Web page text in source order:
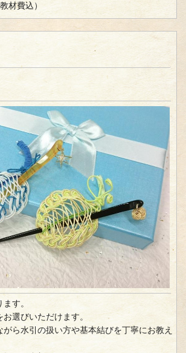
材費込）
す。
選びいただけます。
ら水引の扱い方や基本結びを丁寧にお教え